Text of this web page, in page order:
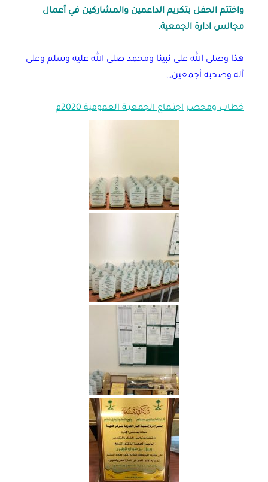
واختتم الحفل بتكريم الداعمين والمشاركين في أعمال
مجالس ادارة الجمعية.
هذا وصلى الله على نبينا ومحمد صلى الله عليه وسلم وعلى
آله وصحبه أجمعين,,,
خطاب ومحضـر اجتـماع الجمعيـة العمومية 2020م